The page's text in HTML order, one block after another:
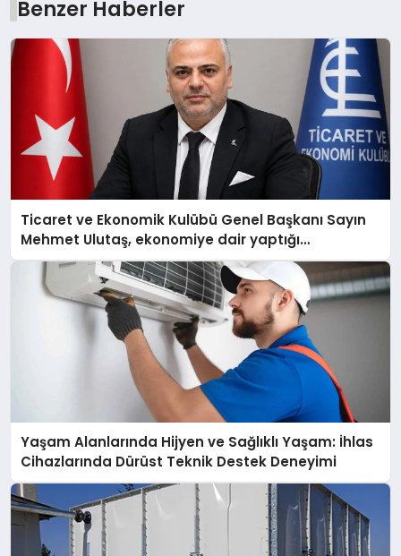
Benzer Haberler
Ticaret ve Ekonomik Kulübü Genel Başkanı Sayın
Mehmet Ulutaş, ekonomiye dair yaptığı
açıklamada şunları kaydetti:
Yaşam Alanlarında Hijyen ve Sağlıklı Yaşam: İhlas
Cihazlarında Dürüst Teknik Destek Deneyimi